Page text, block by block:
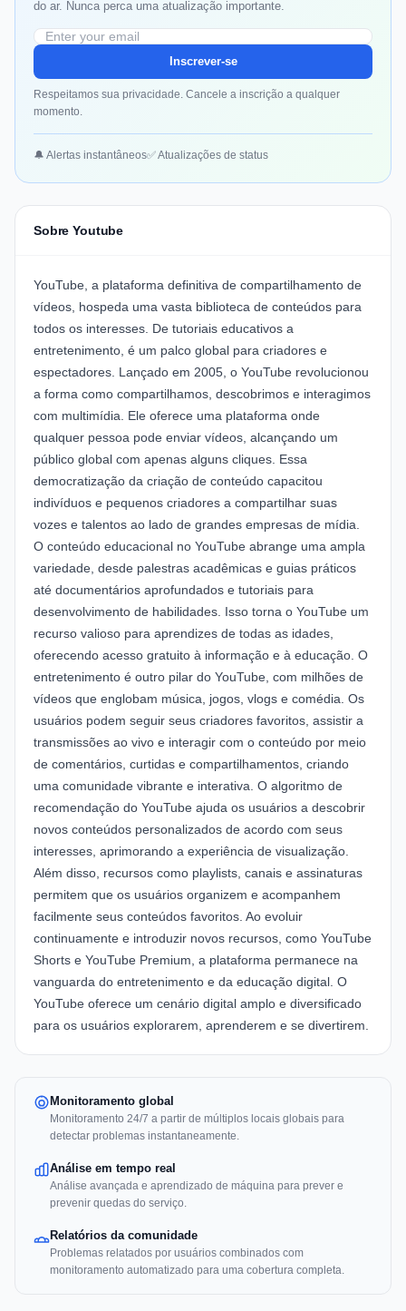
do ar. Nunca perca uma atualização importante.
Inscrever-se
Respeitamos sua privacidade. Cancele a inscrição a qualquer
momento.
🔔 Alertas instantâneos✅ Atualizações de status
Sobre Youtube
YouTube, a plataforma definitiva de compartilhamento de
vídeos, hospeda uma vasta biblioteca de conteúdos para
todos os interesses. De tutoriais educativos a
entretenimento, é um palco global para criadores e
espectadores. Lançado em 2005, o YouTube revolucionou
a forma como compartilhamos, descobrimos e interagimos
com multimídia. Ele oferece uma plataforma onde
qualquer pessoa pode enviar vídeos, alcançando um
público global com apenas alguns cliques. Essa
democratização da criação de conteúdo capacitou
indivíduos e pequenos criadores a compartilhar suas
vozes e talentos ao lado de grandes empresas de mídia.
O conteúdo educacional no YouTube abrange uma ampla
variedade, desde palestras acadêmicas e guias práticos
até documentários aprofundados e tutoriais para
desenvolvimento de habilidades. Isso torna o YouTube um
recurso valioso para aprendizes de todas as idades,
oferecendo acesso gratuito à informação e à educação. O
entretenimento é outro pilar do YouTube, com milhões de
vídeos que englobam música, jogos, vlogs e comédia. Os
usuários podem seguir seus criadores favoritos, assistir a
transmissões ao vivo e interagir com o conteúdo por meio
de comentários, curtidas e compartilhamentos, criando
uma comunidade vibrante e interativa. O algoritmo de
recomendação do YouTube ajuda os usuários a descobrir
novos conteúdos personalizados de acordo com seus
interesses, aprimorando a experiência de visualização.
Além disso, recursos como playlists, canais e assinaturas
permitem que os usuários organizem e acompanhem
facilmente seus conteúdos favoritos. Ao evoluir
continuamente e introduzir novos recursos, como YouTube
Shorts e YouTube Premium , a plataforma permanece na
vanguarda do entretenimento e da educação digital. O
YouTube oferece um cenário digital amplo e diversificado
para os usuários explorarem, aprenderem e se divertirem.
Monitoramento global
Monitoramento 24/7 a partir de múltiplos locais globais para
detectar problemas instantaneamente.
Análise em tempo real
Análise avançada e aprendizado de máquina para prever e
prevenir quedas do serviço.
Relatórios da comunidade
Problemas relatados por usuários combinados com
monitoramento automatizado para uma cobertura completa.